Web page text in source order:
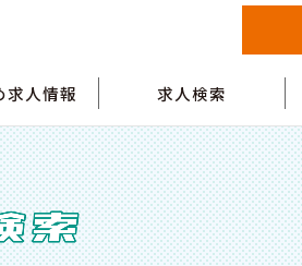
求人情報 求人検索